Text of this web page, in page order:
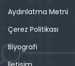
Aydınlatma Metni
Çerez Politikası
Biyografi